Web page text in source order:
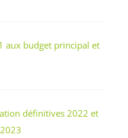
aux budget principal et
définitives 2022 et